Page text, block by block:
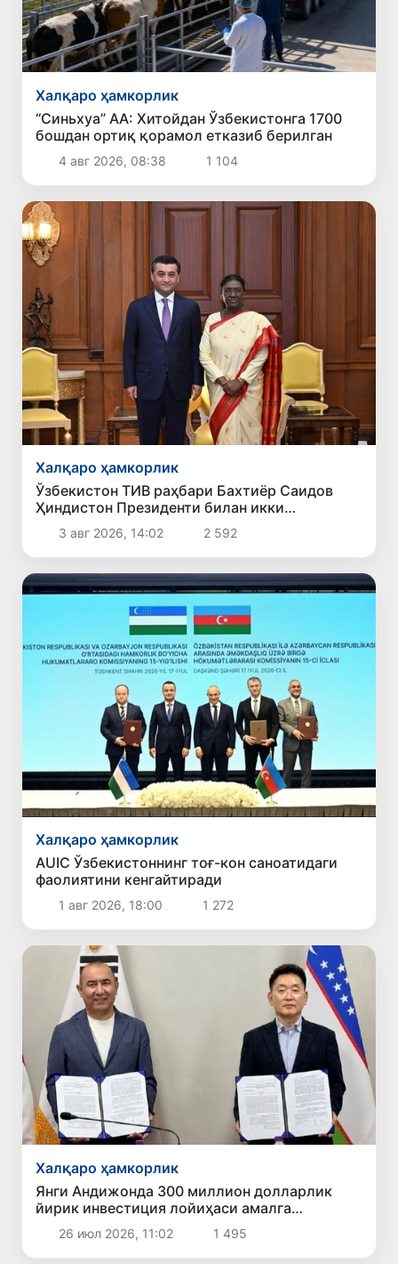
Халқаро ҳамкорлик
“Синьхуа” АА: Хитойдан Ўзбекистонга 1700
бошдан ортиқ қорамол етказиб берилган
4 авг 2026, 08:38 1 104
Халқаро ҳамкорлик
Ўзбекистон ТИВ раҳбари Бахтиёр Саидов
Ҳиндистон Президенти билан икки
томонлама алоқаларни мустаҳкамлаш
масалаларини муҳокама қилди
3 авг 2026, 14:02 2 592
Халқаро ҳамкорлик
AUIC Ўзбекистоннинг тоғ-кон саноатидаги
фаолиятини кенгайтиради
1 авг 2026, 18:00 1 272
Халқаро ҳамкорлик
Янги Андижонда 300 миллион долларлик
йирик инвестиция лойиҳаси амалга
оширилади
26 июл 2026, 11:02 1 495